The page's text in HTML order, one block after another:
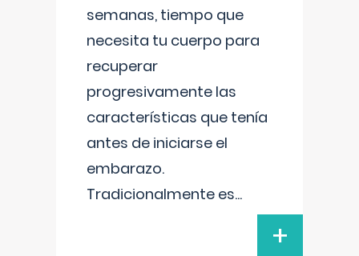
semanas, tiempo que
necesita tu cuerpo para
recuperar
progresivamente las
características que tenía
antes de iniciarse el
embarazo.
Tradicionalmente es...
+